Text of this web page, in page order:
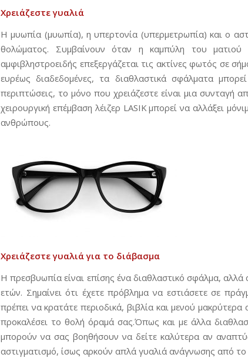
Χρειάζεστε γυαλιά
Η μυωπία (μυωπία), η υπερτονία (υπερμετρωπία) και ο
θολώματος. Συμβαίνουν όταν η καμπύλη του ματιού
αμφιβληστροειδής επεξεργάζεται τις ακτίνες φωτός σε
ευρέως διαδεδομένες, τα διαθλαστικά σφάλματα
περιπτώσεις, το μόνο που χρειάζεστε είναι μια
χειρουργική επέμβαση λέιζερ LASIK μπορεί να αλλάξει
ανθρώπους.
Χρειάζεστε γυαλιά για το διάβασμα
Η πρεσβυωπία είναι επίσης ένα διαθλαστικό σφάλμα,
ετών. Σημαίνει ότι έχετε πρόβλημα να εστιάσετε σε
πρέπει να κρατάτε περιοδικά, βιβλία και μενού
προκαλέσει το θολή όραμά σας.Όπως και με άλλα
μπορούν να σας βοηθήσουν να δείτε καλύτερα αν
αστιγματισμό, ίσως αρκούν απλά γυαλιά ανάγνωσης από το